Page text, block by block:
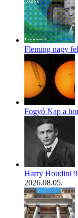
Fleming nagy
Fogyó Nap a
Harry Houdini
2026.08.05.